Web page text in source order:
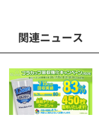
関連ニュース